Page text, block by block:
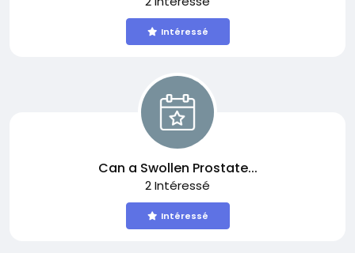
Intéressé
Can a Swollen Prostate...
2 Intéressé
Intéressé